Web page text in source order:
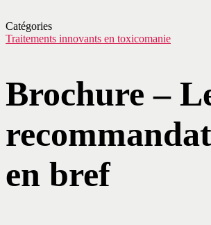
Catégories
Traitements innovants en toxicomanie
Brochure –
en bref